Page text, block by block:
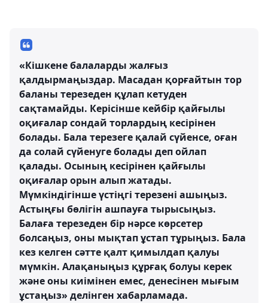
«Кішкене балаларды жалғыз
қалдырмаңыздар. Масадан қорғайтын тор
баланы терезеден құлап кетуден
сақтамайды. Керісінше кейбір қайғылы
оқиғалар сондай торлардың кесірінен
болады. Бала терезеге қалай сүйенсе, оған
да солай сүйенуге болады деп ойлап
қалады. Осының кесірінен қайғылы
оқиғалар орын алып жатады.
Мүмкіндігінше үстіңгі терезені ашыңыз.
Астыңғы бөлігін ашпауға тырысыңыз.
Балаға терезеден бір нәрсе көрсетер
болсаңыз, оны мықтап ұстап тұрыңыз. Бала
кез келген сәтте қалт қимылдап қалуы
мүмкін. Алақаныңыз құрғақ болуы керек
және оны киімінен емес, денесінен мығым
ұстаңыз» делінген хабарламада.